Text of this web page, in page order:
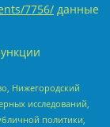
7756/ данные
Нижегородский
исследований,
политики,